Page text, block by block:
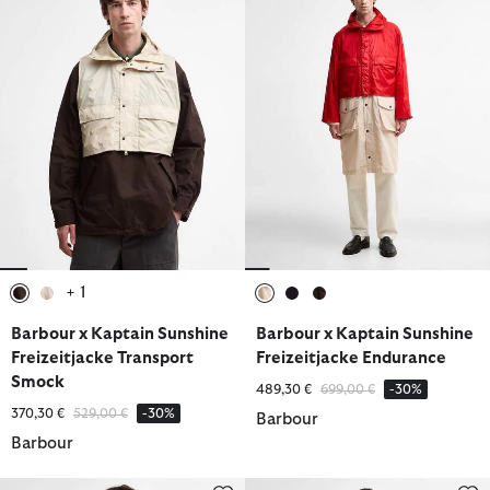
+ 1
Barbour x Kaptain Sunshine
Freizeitjacke Transport
Smock
370,30 € Reduziert von
529,00 €bis-30%
Barbour
Barbour x Kaptain Sunshine
Freizeitjacke Endurance
489,30 € Reduziert von
699,00 €bis-30%
Barbour